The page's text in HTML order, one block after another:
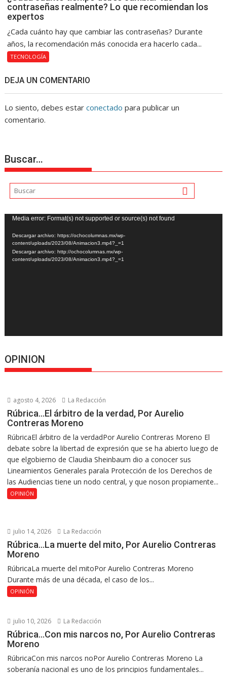
contraseñas realmente? Lo que recomiendan los
expertos
¿Cada cuánto hay que cambiar las contraseñas? Durante
años, la recomendación más conocida era hacerlo cada...
TECNOLOGÍA
DEJA UN COMENTARIO
Lo siento, debes estarconectado para publicar un
comentario.
Buscar…
Reproductor
de
vídeo
Media error: Format(s) not supported or source(s) not found
Descargar archivo: https://ochocolumnas.mx/wp-
content/uploads/2023/08/Animacion3.mp4?_=1
Descargar archivo: http://ochocolumnas.mx/wp-
content/uploads/2023/08/Animacion3.mp4?_=1
OPINION
agosto 4, 2026 La Redacción
Rúbrica…El árbitro de la verdad, Por Aurelio
Contreras Moreno
RúbricaEl árbitro de la verdadPor Aurelio Contreras Moreno El
debate sobre la libertad de expresión que se ha abierto luego de
que elgobierno de Claudia Sheinbaum dio a conocer sus
Lineamientos Generales parala Protección de los Derechos de
las Audiencias tiene un nodo central, y que noson propiamente...
OPINIÓN
julio 14, 2026 La Redacción
Rúbrica…La muerte del mito, Por Aurelio Contreras
Moreno
RúbricaLa muerte del mitoPor Aurelio Contreras Moreno
Durante más de una década, el caso de los...
OPINIÓN
julio 10, 2026 La Redacción
Rúbrica…Con mis narcos no, Por Aurelio Contreras
Moreno
RúbricaCon mis narcos noPor Aurelio Contreras Moreno La
soberanía nacional es uno de los principios fundamentales...